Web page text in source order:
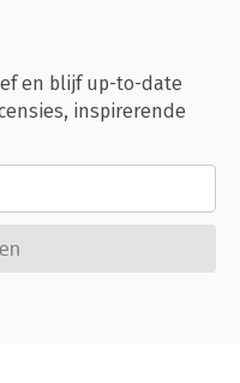
en blijf up-to-date
inspirerende